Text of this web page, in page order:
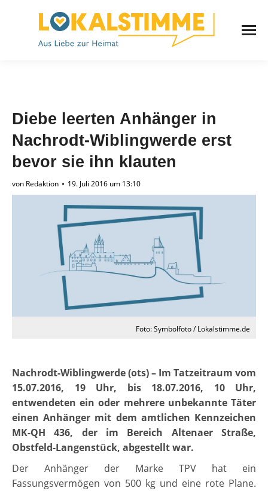
Diebe leerten Anhänger in
Nachrodt-Wiblingwerde erst
bevor sie ihn klauten
von Redaktion 19. Juli 2016 um 13:10
Foto: Symbolfoto / Lokalstimme.de
Nachrodt-Wiblingwerde (ots) – Im Tatzeitraum vom
15.07.2016, 19 Uhr, bis 18.07.2016, 10 Uhr,
entwendeten ein oder mehrere unbekannte Täter
einen Anhänger mit dem amtlichen Kennzeichen
MK-QH 436, der im Bereich Altenaer Straße,
Obstfeld-Langenstück, abgestellt war.
Der Anhänger der Marke TPV hat ein
Fassungsvermögen von 500 kg und eine rote Plane.